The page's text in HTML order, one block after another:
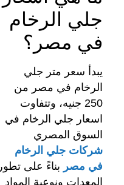
جلي الرخام
في مصر؟
يبدأ سعر متر جلي
الرخام في مصر من
250 جنيه، وتتفاوت
اسعار جلي الرخام في
السوق المصري
شركات جلي الرخام
في مصر بناءً على تطور
المعدات ونوعية المواد